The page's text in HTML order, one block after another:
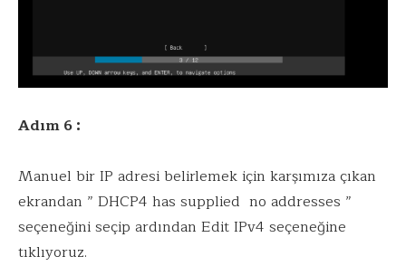
Adım 6 :
Manuel bir IP adresi belirlemek için karşımıza çıkan
ekrandan ” DHCP4 has supplied no addresses ”
seçeneğini seçip ardından Edit IPv4 seçeneğine
tıklıyoruz.